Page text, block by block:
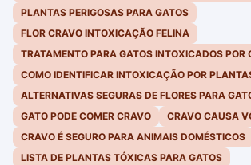
PLANTAS PERIGOSAS PARA GATOS
FLOR CRAVO INTOXICAÇÃO FELINA
TRATAMENTO PARA GATOS INTOXICADOS POR
COMO IDENTIFICAR INTOXICAÇÃO POR
ALTERNATIVAS SEGURAS DE FLORES PARA
GATO PODE COMER CRAVO
CRAVO CAUSA
CRAVO É SEGURO PARA ANIMAIS DOMÉSTICOS
LISTA DE PLANTAS TÓXICAS PARA GATOS